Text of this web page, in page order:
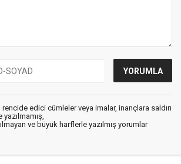
edici cümleler veya imalar, inançlara saldırı
ve büyük harflerle yazılmış yorumlar